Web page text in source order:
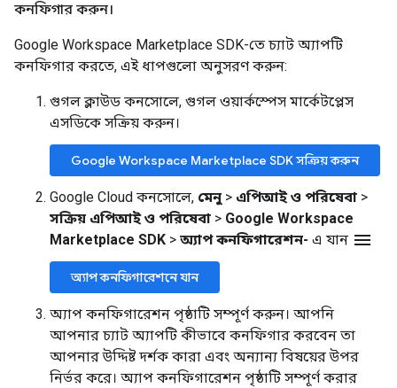
কনফিগার করুন।
Google Workspace Marketplace SDK-তে চ্যাট অ্যাপটি
কনফিগার করতে, এই ধাপগুলো অনুসরণ করুন:
গুগল ক্লাউড কনসোলে, গুগল ওয়ার্কস্পেস মার্কেটপ্লেস
এসডিকে সক্রিয় করুন।
Google Workspace Marketplace SDK সক্রিয় করুন
Google Cloud কনসোলে, মেনু > এপিআই ও পরিষেবা >
সক্রিয় এপিআই ও পরিষেবা > Google Workspace
Marketplace SDK > অ্যাপ কনফিগারেশন- এ যান menu
অ্যাপ কনফিগারেশনে যান
অ্যাপ কনফিগারেশন পৃষ্ঠাটি সম্পূর্ণ করুন। আপনি
আপনার চ্যাট অ্যাপটি কীভাবে কনফিগার করবেন তা
আপনার উদ্দিষ্ট দর্শক কারা এবং অন্যান্য বিষয়ের উপর
নির্ভর করে। অ্যাপ কনফিগারেশন পৃষ্ঠাটি সম্পূর্ণ করার